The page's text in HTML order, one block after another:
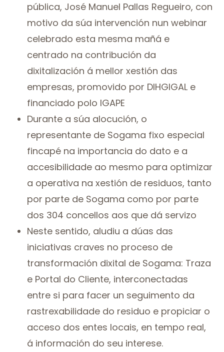
pública, José Manuel Pallas Regueiro, con
motivo da súa intervención nun webinar
celebrado esta mesma mañá e
centrado na contribución da
dixitalización á mellor xestión das
empresas, promovido por DIHGIGAL e
financiado polo IGAPE
Durante a súa alocución, o
representante de Sogama fixo especial
fincapé na importancia do dato e a
accesibilidade ao mesmo para optimizar
a operativa na xestión de residuos, tanto
por parte de Sogama como por parte
dos 304 concellos aos que dá servizo
Neste sentido, aludiu a dúas das
iniciativas craves no proceso de
transformación dixital de Sogama: Traza
e Portal do Cliente, interconectadas
entre si para facer un seguimento da
rastrexabilidade do residuo e propiciar o
acceso dos entes locais, en tempo real,
á información do seu interese.